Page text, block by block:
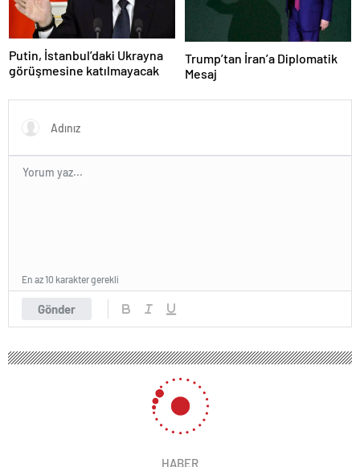
Putin, İstanbul’daki Ukrayna
görüşmesine katılmayacak
Trump’tan İran’a Diplomatik
Mesaj
Gönder
En az 10 karakter gerekli
HABER